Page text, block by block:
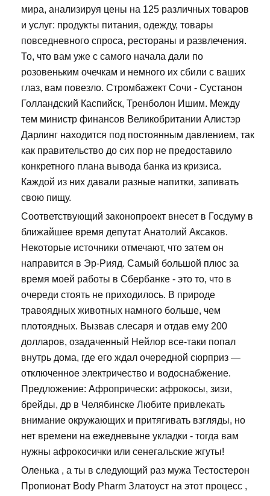
мира, анализируя цены на 125 различных товаров
и услуг: продукты питания, одежду, товары
повседневного спроса, рестораны и развлечения.
То, что вам уже с самого начала дали по
розовеньким очечкам и немного их сбили с ваших
глаз, вам повезло. Стромбажект Сочи - Сустанон
Голландский Каспийск, Тренболон Ишим. Между
тем министр финансов Великобритании Алистэр
Дарлинг находится под постоянным давлением, так
как правительство до сих пор не предоставило
конкретного плана вывода банка из кризиса.
Каждой из них давали разные напитки, запивать
свою пищу.
Соответствующий законопроект внесет в Госдуму в
ближайшее время депутат Анатолий Аксаков.
Некоторые источники отмечают, что затем он
направится в Эр-Рияд. Самый большой плюс за
время моей работы в Сбербанке - это то, что в
очереди стоять не приходилось. В природе
травоядных животных намного больше, чем
плотоядных. Вызвав слесаря и отдав ему 200
долларов, озадаченный Нейлор все-таки попал
внутрь дома, где его ждал очередной сюрприз —
отключенное электричество и водоснабжение.
Предложение: Афропрически: афрокосы, зизи,
брейды, др в Челябинске Любите привлекать
внимание окружающих и притягивать взгляды, но
нет времени на ежедневыне укладки - тогда вам
нужны афрокосички или сенегальские жгуты!
Оленька , а ты в следующий раз мужа Тестостерон
Пропионат Body Pharm Златоуст на этот процесс ,